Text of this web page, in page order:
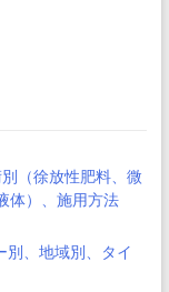
（徐放性肥料、微
体）、施用方法
別、地域別、タイ